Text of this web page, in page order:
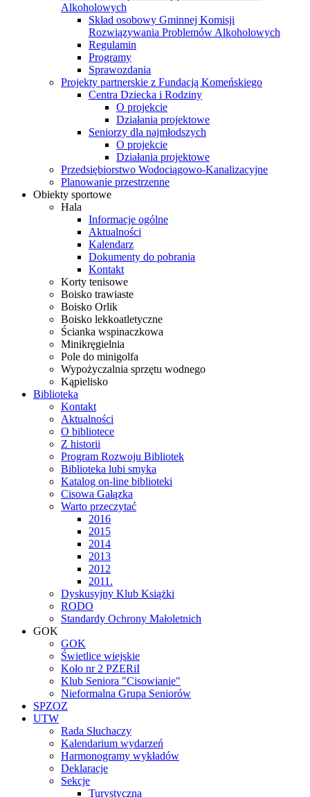
Alkoholowych
Skład osobowy Gminnej Komisji
Rozwiązywania Problemów Alkoholowych
Regulamin
Programy
Sprawozdania
Projekty partnerskie z Fundacją Komeńskiego
Centra Dziecka i Rodziny
O projekcie
Działania projektowe
Seniorzy dla najmłodszych
O projekcie
Działania projektowe
Przedsiębiorstwo Wodociągowo-Kanalizacyjne
Planowanie przestrzenne
Obiekty sportowe
Hala
Informacje ogólne
Aktualności
Kalendarz
Dokumenty do pobrania
Kontakt
Korty tenisowe
Boisko trawiaste
Boisko Orlik
Boisko lekkoatletyczne
Ścianka wspinaczkowa
Minikręgielnia
Pole do minigolfa
Wypożyczalnia sprzętu wodnego
Kąpielisko
Biblioteka
Kontakt
Aktualności
O bibliotece
Z historii
Program Rozwoju Bibliotek
Biblioteka lubi smyka
Katalog on-line biblioteki
Cisowa Gałązka
Warto przeczytać
2016
2015
2014
2013
2012
2011.
Dyskusyjny Klub Książki
RODO
Standardy Ochrony Małoletnich
GOK
GOK
Świetlice wiejskie
Koło nr 2 PZERiI
Klub Seniora "Cisowianie"
Nieformalna Grupa Seniorów
SPZOZ
UTW
Rada Słuchaczy
Kalendarium wydarzeń
Harmonogramy wykładów
Deklaracje
Sekcje
Turystyczna